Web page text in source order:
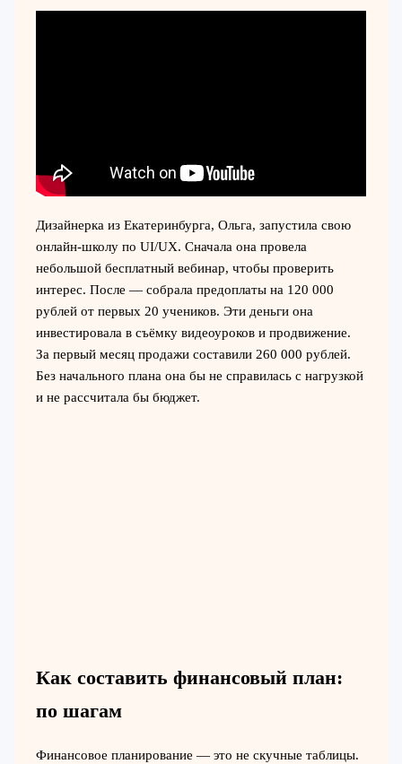
Дизайнерка из Екатеринбурга, Ольга, запустила свою
онлайн-школу по UI/UX. Сначала она провела
небольшой бесплатный вебинар, чтобы проверить
интерес. После — собрала предоплаты на 120 000
рублей от первых 20 учеников. Эти деньги она
инвестировала в съёмку видеоуроков и продвижение.
За первый месяц продажи составили 260 000 рублей.
Без начального плана она бы не справилась с нагрузкой
и не рассчитала бы бюджет.
Как составить финансовый план:
по шагам
Финансовое планирование — это не скучные таблицы.